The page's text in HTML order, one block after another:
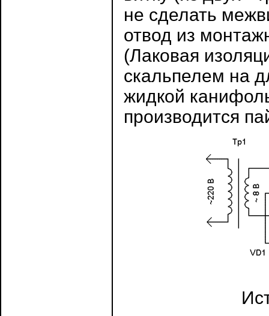
не сделать
отвод из
(Лаковая
скальпелем на
жидкой
производится